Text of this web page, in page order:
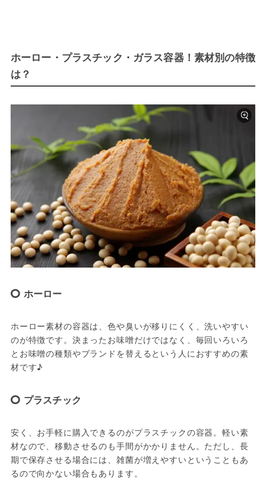
ホーロー・プラスチック・ガラス容器！素材別の特徴
は？
ホーロー
ホーロー素材の容器は、色や臭いが移りにくく、洗いやすい
のが特徴です。決まったお味噌だけではなく、毎回いろいろ
とお味噌の種類やブランドを替えるという人におすすめの素
材です♪
プラスチック
安く、お手軽に購入できるのがプラスチックの容器。軽い素
材なので、移動させるのも手間がかかりません。ただし、長
期で保存させる場合には、雑菌が増えやすいということもあ
るので向かない場合もあります。